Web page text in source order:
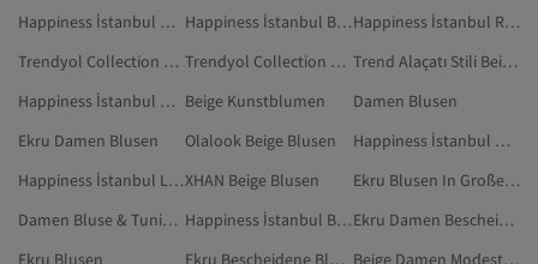
Happiness İstanbul Orange Bluse & Tunika & Bustier
Happiness İstanbul Beige Kleidung
Happiness İstanbul Rosa Blusen
Trendyol Collection Beige Bluse & Tunika & Bustier
Trendyol Collection Cremefarben Bluse & Tunika & Bustier
Trend Alaçatı Stili Beige Blusen
Happiness İstanbul Metallisch Bluse & Tunika & Bustier Beige Kunstblumen
Damen Blusen
Ekru Damen Blusen
Olalook Beige Blusen
Happiness İstanbul Grau Bluse & Tunika & Bustier
Happiness İstanbul Lila BlusenXHAN Beige Blusen
Ekru Blusen In Großen Größen
Damen Bluse & Tunika & Bustier
Happiness İstanbul Burgundrot Blusen
Ekru Damen Bescheidene Blusen
Ekru Blusen
Ekru Bescheidene Blusen
Beige Damen Modest Blusen